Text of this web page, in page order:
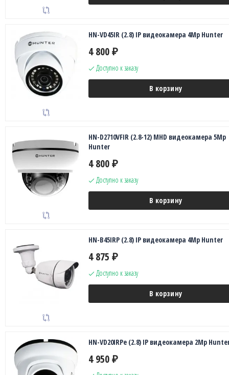
HN-VD45IR (2.8) IP видеокамера 4Mp Hunter
4 800 ₽
Доступно к заказу
В корзину
HN-D2710VFIR (2.8-12) MHD видеокамера 5Mp
Hunter
4 800 ₽
Доступно к заказу
В корзину
HN-B45IRP (2.8) IP видеокамера 4Mp Hunter
4 875 ₽
Доступно к заказу
В корзину
HN-VD20IRPe (2.8) IP видеокамера 2Mp
4 950 ₽